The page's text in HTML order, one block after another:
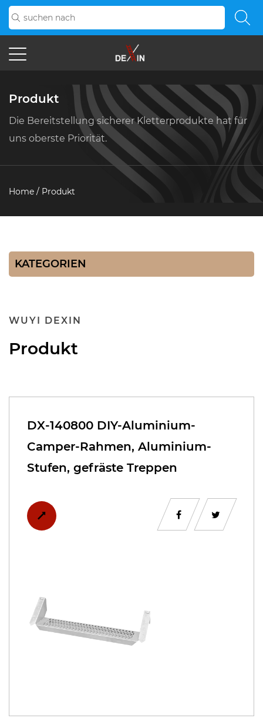
Produkt
Die Bereitstellung sicherer Kletterprodukte hat für
uns oberste Priorität.
Home / Produkt
KATEGORIEN
WUYI DEXIN
Produkt
DX-140800 DIY-Aluminium-
Camper-Rahmen, Aluminium-
Stufen, gefräste Treppen